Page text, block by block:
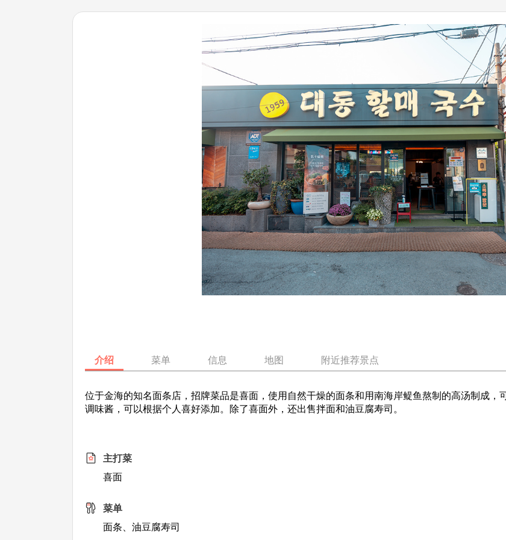
介绍 菜单 信息 地图 附近推荐景点
位于金海的知名面条店，招牌菜品是喜面，使用自然干燥的面条和用南海岸鳀鱼熬制的高汤制成
调味酱，可以根据个人喜好添加。除了喜面外，还出售拌面和油豆腐寿司。
主打菜
喜面
菜单
面条、油豆腐寿司